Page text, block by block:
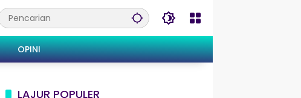
OPINI
LAJUR POPULER